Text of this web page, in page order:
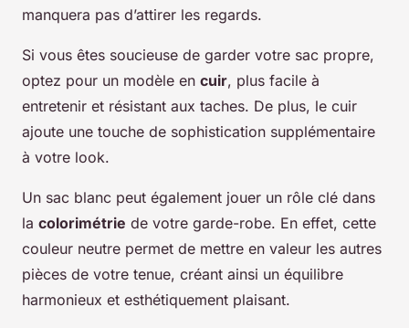
manquera pas d’attirer les regards.
Si vous êtes soucieuse de garder votre sac propre,
optez pour un modèle en cuir, plus facile à
entretenir et résistant aux taches. De plus, le cuir
ajoute une touche de sophistication supplémentaire
à votre look.
Un sac blanc peut également jouer un rôle clé dans
la colorimétrie de votre garde-robe. En effet, cette
couleur neutre permet de mettre en valeur les autres
pièces de votre tenue, créant ainsi un équilibre
harmonieux et esthétiquement plaisant.